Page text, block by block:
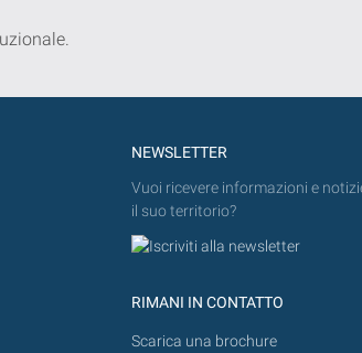
NEWSLETTER
Vuoi ricevere informazioni e
il suo territorio?
RIMANI IN CONTATTO
Scarica una brochure